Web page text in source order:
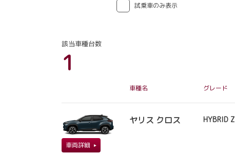
試乗車のみ表示
該当車種台数
1
車種名 グレード
ヤリス クロス
車両詳細
HYBRID Z